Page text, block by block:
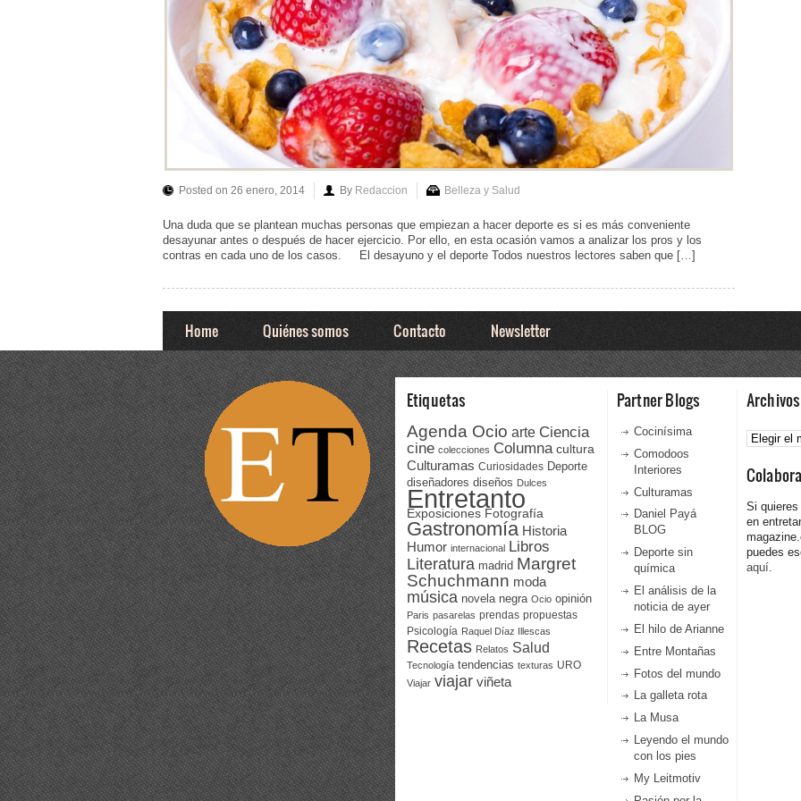
Posted on 26 enero, 2014 By Redaccion Belleza y Salud
Una duda que se plantean muchas personas que empiezan a hacer deporte es si es más conveniente
desayunar antes o después de hacer ejercicio. Por ello, en esta ocasión vamos a analizar los pros y los
contras en cada uno de los casos. El desayuno y el deporte Todos nuestros lectores saben que […]
Home Quiénes somos Contacto Newsletter
Etiquetas
Agenda Ocio arte Ciencia
cine colecciones Columna cultura
Culturamas Curiosidades Deporte
diseñadores diseños Dulces
Entretanto
Exposiciones Fotografía
Gastronomía Historia
Humor internacional Libros
Literatura madrid Margret
Schuchmann moda
música novela negra Ocio opinión
Paris pasarelas prendas propuestas
Psicología Raquel Díaz Illescas
Recetas Relatos Salud
Tecnología tendencias texturas URO
Viajar viajar viñeta
Partner Blogs
Cocinísima
Comodoos
Interiores
Culturamas
Daniel Payá
BLOG
Deporte sin
química
El análisis de la
noticia de ayer
El hilo de Arianne
Entre Montañas
Fotos del mundo
La galleta rota
La Musa
Leyendo el mundo
con los pies
My Leitmotiv
Archivos
Archivos
Si quieres
en
puedes
aquí.